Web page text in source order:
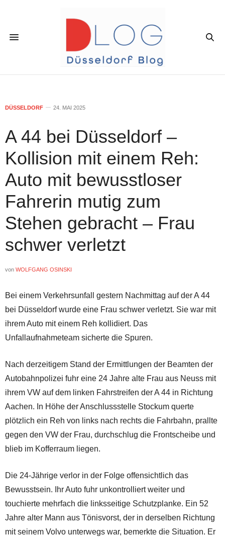
DÜSSELDORF 24. MAI 2025
A 44 bei Düsseldorf –
Kollision mit einem Reh:
Auto mit bewusstloser
Fahrerin mutig zum
Stehen gebracht – Frau
schwer verletzt
von WOLFGANG OSINSKI
Bei einem Verkehrsunfall gestern Nachmittag auf der A 44
bei Düsseldorf wurde eine Frau schwer verletzt. Sie war mit
ihrem Auto mit einem Reh kollidiert. Das
Unfallaufnahmeteam sicherte die Spuren.
Nach derzeitigem Stand der Ermittlungen der Beamten der
Autobahnpolizei fuhr eine 24 Jahre alte Frau aus Neuss mit
ihrem VW auf dem linken Fahrstreifen der A 44 in Richtung
Aachen. In Höhe der Anschlussstelle Stockum querte
plötzlich ein Reh von links nach rechts die Fahrbahn, prallte
gegen den VW der Frau, durchschlug die Frontscheibe und
blieb im Kofferraum liegen.
Die 24-Jährige verlor in der Folge offensichtlich das
Bewusstsein. Ihr Auto fuhr unkontrolliert weiter und
touchierte mehrfach die linksseitige Schutzplanke. Ein 52
Jahre alter Mann aus Tönisvorst, der in derselben Richtung
mit seinem Volvo unterwegs war, bemerkte die Situation. Er